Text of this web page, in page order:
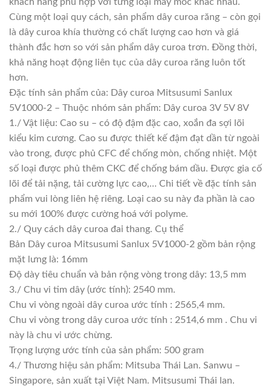
Cùng một loại quy cách, sản phẩm dây curoa răng – còn gọi
là dây curoa khía thường có chất lượng cao hơn và giá
thành đắc hơn so với sản phẩm dây curoa trơn. Đồng thời,
khả năng hoạt động liên tục của dây curoa răng luôn tốt
hơn.
Đặc tính sản phẩm của: Dây curoa Mitsusumi Sanlux
5V1000-2 – Thuộc nhóm sản phẩm: Dây curoa 3V 5V 8V
1./ Vật liệu: Cao su – có độ đậm đặc cao, xoắn đa sợi lõi
kiểu kim cương. Cao su được thiết kế đậm đạt dần từ ngoài
vào trong, được phủ CFC để chống mòn, chống nhiệt. Một
số loại được phủ thêm CKC để chống bám dầu. Được gia cố
lõi để tải nặng, tải cường lực cao,… Chi tiết về đặc tính sản
phẩm vui lòng liên hệ riêng. Loại cao su này đa phần là cao
su mới 100% được cường hoá với polyme.
2./ Quy cách dây curoa đai thang. Cụ thể
Bản Dây curoa Mitsusumi Sanlux 5V1000-2 gồm bản rộng
mặt lưng là: 16mm
Độ dày tiêu chuẩn và bản rộng vòng trong dây: 13,5 mm
3./ Chu vi tim dây (ước tính): 2540 mm.
Chu vi vòng ngoài dây curoa ước tính : 2565,4 mm.
Chu vi vòng trong dây curoa ước tính : 2514,6 mm . Chu vi
này là chu vi ước chừng.
Trọng lượng ước tính của sản phẩm: 500 gram
4./ Thương hiệu sản phẩm: Mitsuba Thái Lan. Sanwu –
Singapore, sản xuất tại Việt Nam. Mitsusumi Thái lan.